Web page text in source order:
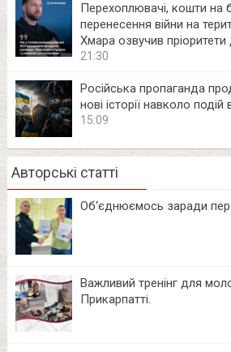
Перехоплювачі, кошти на
перенесення війни на
Хмара озвучив
21:30
Російська пропаганда
нові історії навколо подій
15:09
Авторські статті
Об‘єднюємось заради
Важливий тренінг для
Прикарпатті.